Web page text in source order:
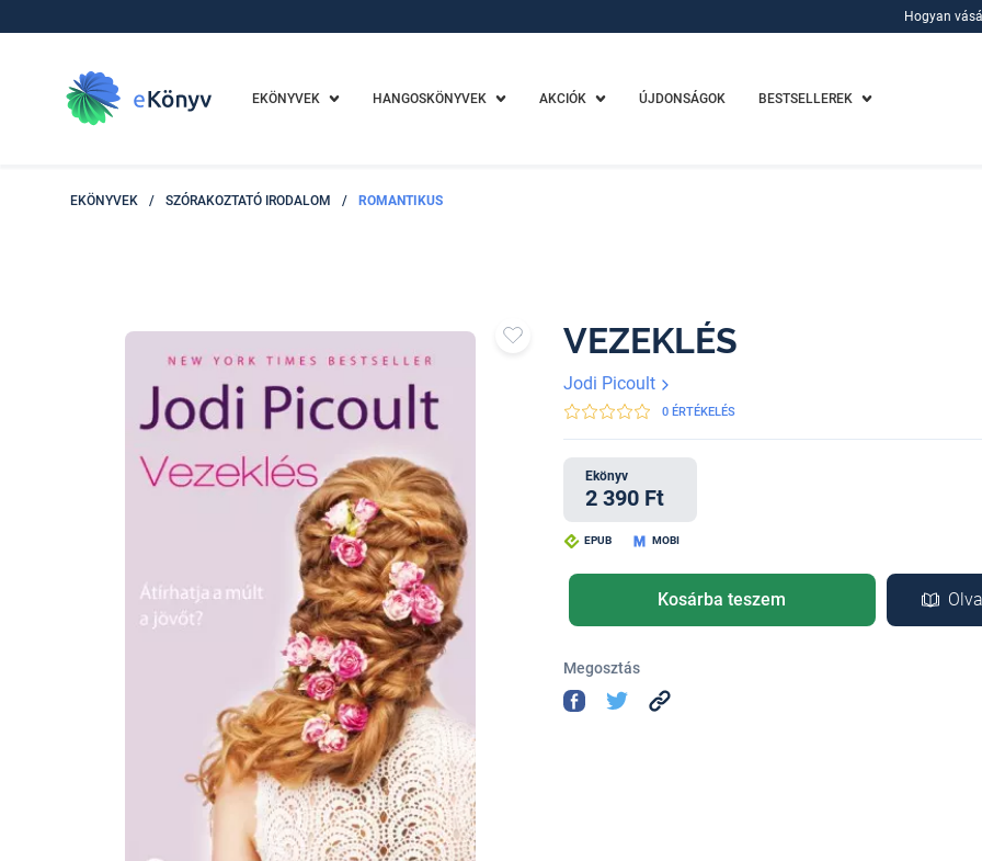
Hogyan
EKÖNYVEK HANGOSKÖNYVEK AKCIÓK ÚJDONSÁGOK BESTSELLEREK
EKÖNYVEK / SZÓRAKOZTATÓ IRODALOM / ROMANTIKUS
VEZEKLÉS
Jodi Picoult
0 ÉRTÉKELÉS
Ekönyv
2 390 Ft
EPUB MOBI
Kosárba teszem
Megosztás